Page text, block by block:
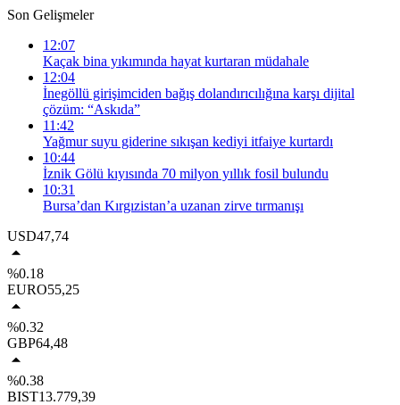
Son Gelişmeler
12:07
Kaçak bina yıkımında hayat kurtaran müdahale
12:04
İnegöllü girişimciden bağış dolandırıcılığına karşı dijital
çözüm: “Askıda”
11:42
Yağmur suyu giderine sıkışan kediyi itfaiye kurtardı
10:44
İznik Gölü kıyısında 70 milyon yıllık fosil bulundu
10:31
Bursa’dan Kırgızistan’a uzanan zirve tırmanışı
USD47,74
%0.18
EURO55,25
%0.32
GBP64,48
%0.38
BIST13.779,39